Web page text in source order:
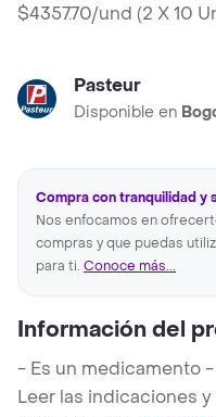
$4357.70/und (2 X 10
Pasteur
Disponible en
Compra con tranquilidad y
Nos enfocamos en
compras y que puedas
para ti. Conoce más...
Información del
- Es un medicamento
Leer las indicaciones